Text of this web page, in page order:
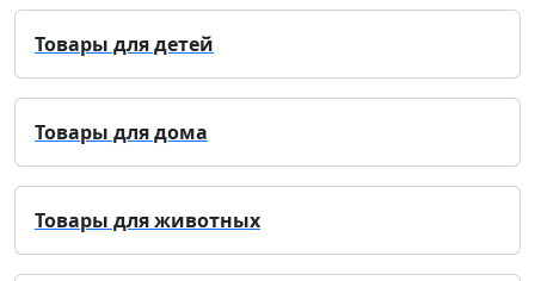
Товары для детей
Товары для дома
Товары для животных